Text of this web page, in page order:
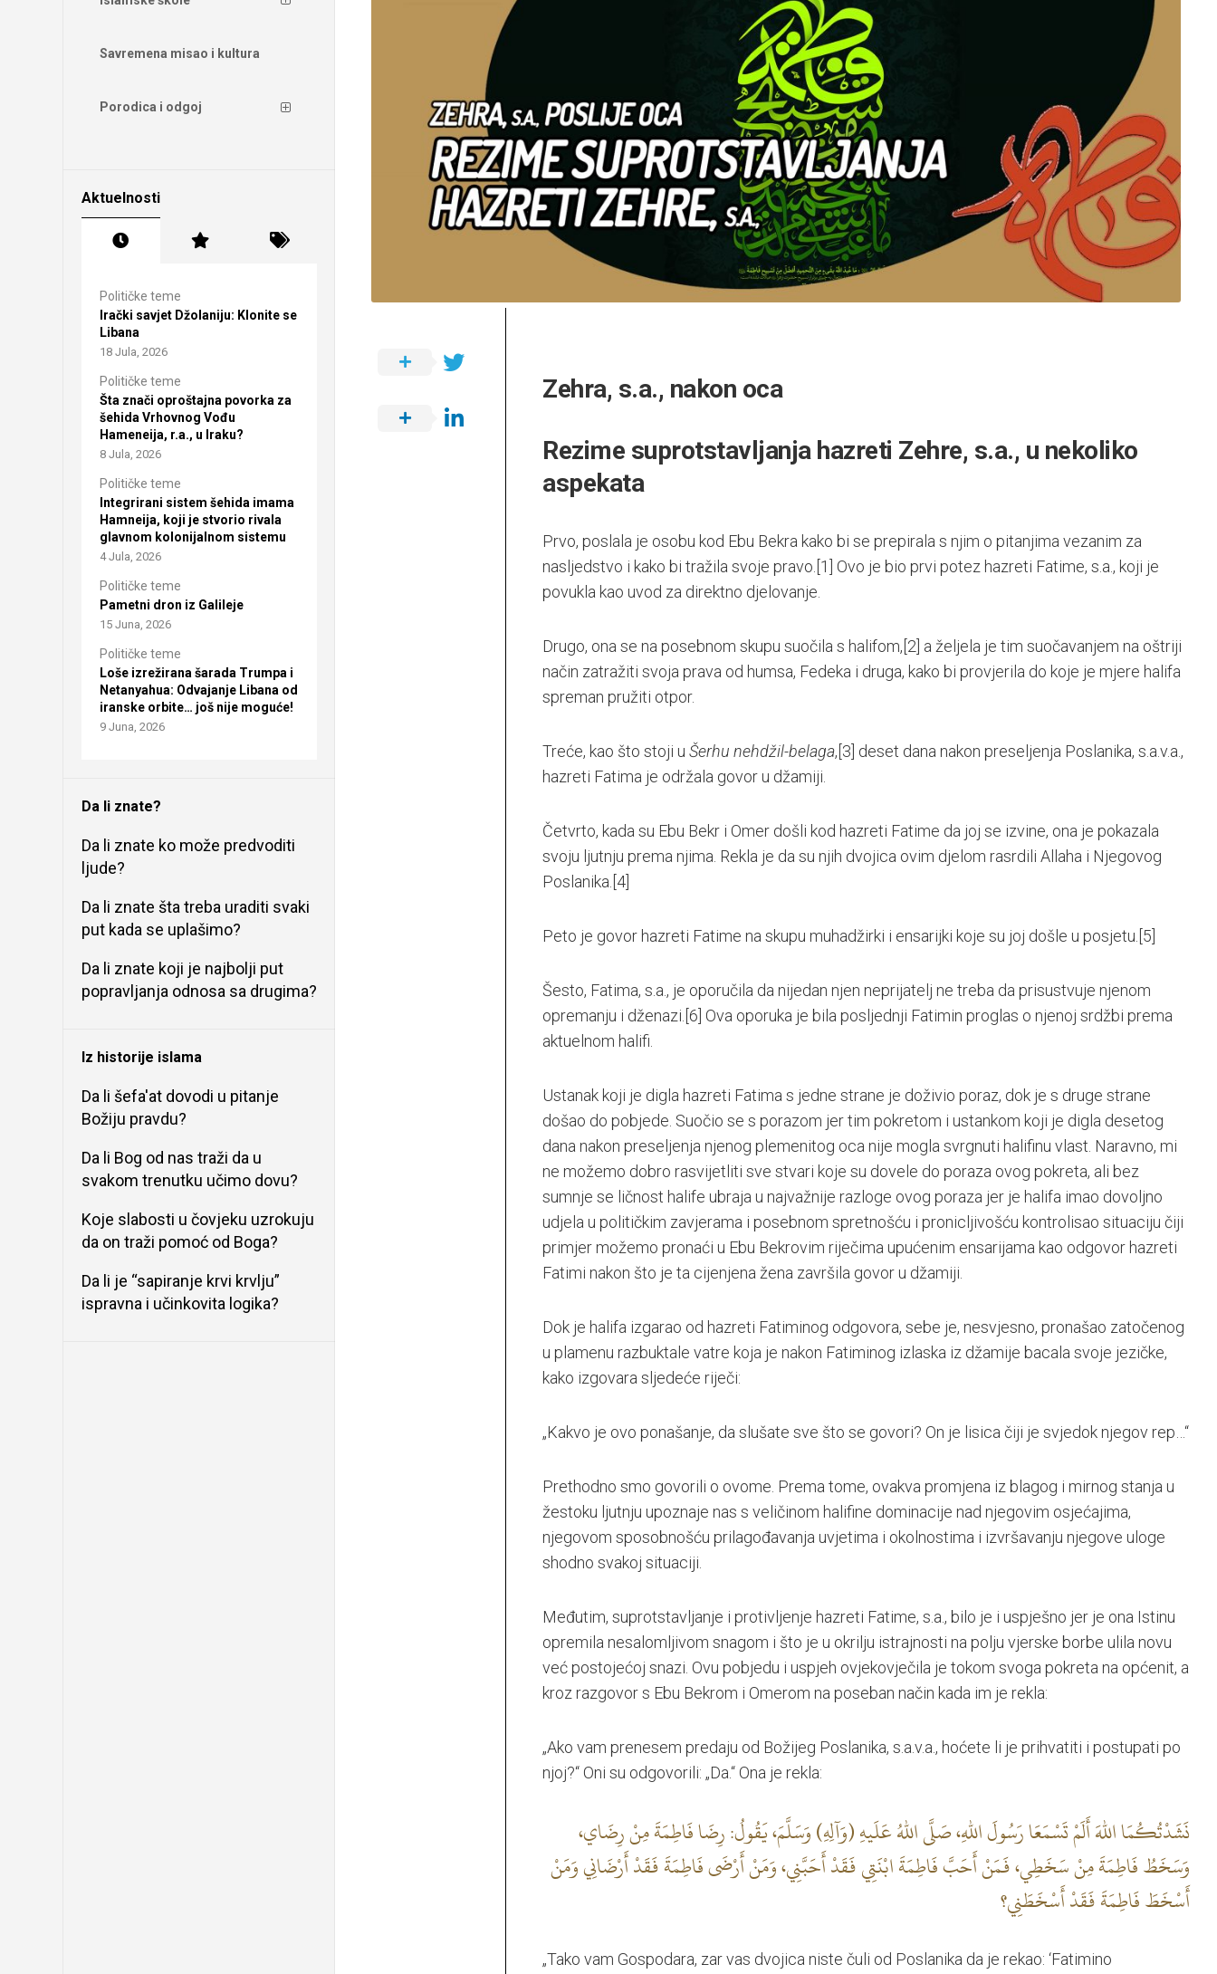
Zehra, s.a., nakon oca
Rezime suprotstavljanja hazreti Zehre, s.a., u nekoliko
aspekata
Prvo, poslala je osobu kod Ebu Bekra kako bi se prepirala s njim o pitanjima vezanim za
nasljedstvo i kako bi tražila svoje pravo. [1]
Ovo je bio prvi potez hazreti Fatime, s.a., koji je
povukla kao uvod za direktno djelovanje.
Drugo, ona se na posebnom skupu suočila s halifom, [2] a željela je tim suočavanjem na oštriji
način zatražiti svoja prava od humsa, Fedeka i druga, kako bi provjerila do koje je mjere halifa
spreman pružiti otpor.
Treće, kao što stoji uŠerhu nehdžil-belaga, [3] deset dana nakon preseljenja Poslanika, s.a.v.a.,
hazreti Fatima je održala govor u džamiji.
Četvrto, kada su Ebu Bekr i Omer došli kod hazreti Fatime da joj se izvine, ona je pokazala
svoju ljutnju prema njima. Rekla je da su njih dvojica ovim djelom rasrdili Allaha i Njegovog
Poslanika. [4]
Peto je govor hazreti Fatime na skupu muhadžirki i ensarijki koje su joj došle u posjetu. [5]
Šesto, Fatima, s.a., je oporučila da nijedan njen neprijatelj ne treba da prisustvuje njenom
opremanju i dženazi. [6] Ova oporuka je bila posljednji Fatimin proglas o njenoj srdžbi prema
aktuelnom halifi.
Ustanak koji je digla hazreti Fatima s jedne strane je doživio poraz, dok je s druge strane
došao do pobjede. Suočio se s porazom jer tim pokretom i ustankom koji je digla desetog
dana nakon preseljenja njenog plemenitog oca nije mogla svrgnuti halifinu vlast. Naravno, mi
ne možemo dobro rasvijetliti sve stvari koje su dovele do poraza ovog pokreta, ali bez
sumnje se ličnost halife ubraja u najvažnije razloge ovog poraza jer je halifa imao dovoljno
udjela u političkim zavjerama i posebnom spretnošću i pronicljivošću kontrolisao situaciju čiji
primjer možemo pronaći u Ebu Bekrovim riječima upućenim ensarijama kao odgovor hazreti
Fatimi nakon što je ta cijenjena žena završila govor u džamiji.
Dok je halifa izgarao od hazreti Fatiminog odgovora, sebe je, nesvjesno, pronašao zatočenog
u plamenu razbuktale vatre koja je nakon Fatiminog izlaska iz džamije bacala svoje jezičke,
kako izgovara sljedeće riječi:
„Kakvo je ovo ponašanje, da slušate sve što se govori? On je lisica čiji je svjedok njegov rep…“
Prethodno smo govorili o ovome. Prema tome, ovakva promjena iz blagog i mirnog stanja u
žestoku ljutnju upoznaje nas s veličinom halifine dominacije nad njegovim osjećajima,
njegovom sposobnošću prilagođavanja uvjetima i okolnostima i izvršavanju njegove uloge
shodno svakoj situaciji.
Međutim, suprotstavljanje i protivljenje hazreti Fatime, s.a., bilo je i uspješno jer je ona Istinu
opremila nesalomljivom snagom i što je u okrilju istrajnosti na polju vjerske borbe ulila novu
već postojećoj snazi. Ovu pobjedu i uspjeh ovjekovječila je tokom svoga pokreta na općenit, a
kroz razgovor s Ebu Bekrom i Omerom na poseban način kada im je rekla:
„Ako vam prenesem predaju od Božijeg Poslanika, s.a.v.a., hoćete li je prihvatiti i postupati po
njoj?“ Oni su odgovorili: „Da.“ Ona je rekla:
نَشَدْتُكُمَا اللهَ أَلَمْ تَسْمَعَا رَسُولَ اللهِ، صَلَّى اللهُ عَلَيهِ (وَآلِهِ) وَسَلَّمَ، يَقُولُ: رِضَا فَاطِمَةَ مِنْ رِضَاي،
وَسَخَطُ فَاطِمَةَ مِنْ سَخَطِي، فَمَنْ أَحَبَّ فَاطِمَةَ ابْنَتِي فَقَدْ أَحَبَّنِي، وَمَنْ أَرْضَى فَاطِمَةَ فَقَدْ أَرْضَانِي وَمَنْ
أَسْخَطَ فَاطِمَةَ فَقَدْ أَسْخَطَنِي؟
„Tako vam Gospodara, zar vas dvojica niste čuli od Poslanika da je rekao: ‘Fatimino
Savremena misao i kultura
Porodica i odgoj
Aktuelnosti
Političke teme
Irački savjet Džolaniju: Klonite se
Libana
18 Jula, 2026
Političke teme
Šta znači oproštajna povorka za
šehida Vrhovnog Vođu
Hameneija, r.a., u Iraku?
8 Jula, 2026
Političke teme
Integrirani sistem šehida imama
Hamneija, koji je stvorio rivala
glavnom kolonijalnom sistemu
4 Jula, 2026
Političke teme
Pametni dron iz Galileje
15 Juna, 2026
Političke teme
Loše izrežirana šarada Trumpa i
Netanyahua: Odvajanje Libana od
iranske orbite… još nije moguće!
9 Juna, 2026
Da li znate?
Da li znate ko može predvoditi
ljude?
Da li znate šta treba uraditi svaki
put kada se uplašimo?
Da li znate koji je najbolji put
popravljanja odnosa sa drugima?
Iz historije islama
Da li šefa'at dovodi u pitanje
Božiju pravdu?
Da li Bog od nas traži da u
svakom trenutku učimo dovu?
Koje slabosti u čovjeku uzrokuju
da on traži pomoć od Boga?
Da li je “sapiranje krvi krvlju”
ispravna i učinkovita logika?